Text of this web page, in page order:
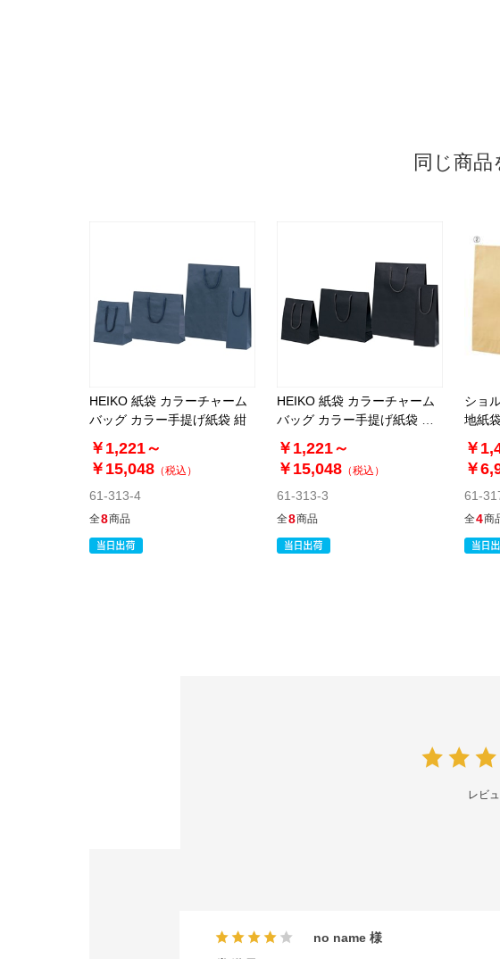
同じ商
HEIKO 紙袋 カラーチャーム
バッグ カラー手提げ紙袋 紺
￥1,221～
￥15,048 （税込）
61-313-4
全8商品
HEIKO 紙袋 カラーチャーム
バッグ カラー手提げ紙袋 黒
無地
￥1,221～
￥15,048 （税込）
61-313-3
全8商品
ショ
地紙
ジナル
￥
￥
61-
全4商
レビ
no name